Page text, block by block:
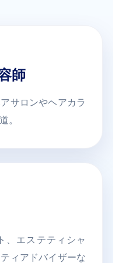
師
サロンやヘアカラ
。
、エステティシャ
ィアドバイザーな